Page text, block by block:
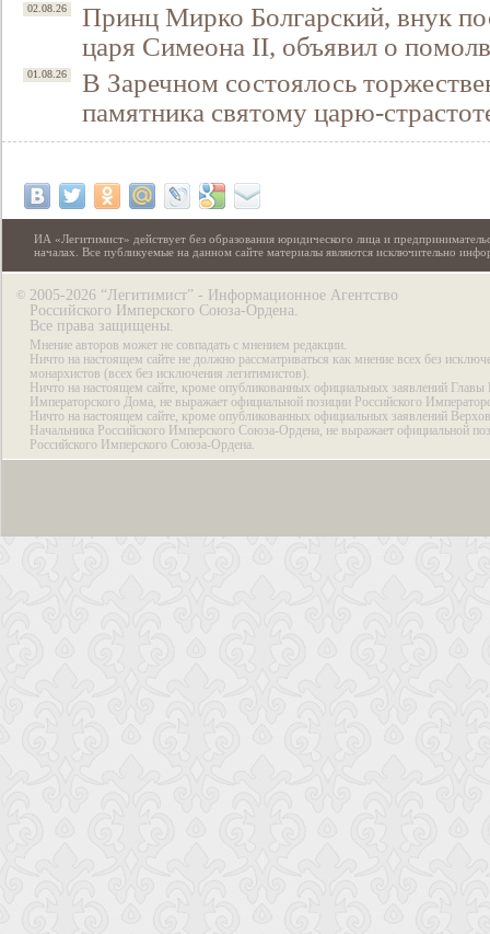
02.08.26
Принц Мирко Болгарский, внук
царя Симеона II, объявил о
01.08.26
В Заречном состоялось
памятника святому царю-
ИА «Легитимист» действует без образования юридического лица и
началах. Все публикуемые на данном сайте материалы являются исключительно
© 2005-2026 “Легитимист” - Информационное Агентство
Российского Имперского Союза-Ордена.
Все права защищены.
Мнение авторов может не совпадать с мнением редакции.
Ничто на настоящем сайте не должно рассматриваться как мнение всех без
монархистов (всех без исключения легитимистов).
Ничто на настоящем сайте, кроме опубликованных официальных заявлений Главы
Императорского Дома, не выражает официальной позиции Российского
Ничто на настоящем сайте, кроме опубликованных официальных заявлений
Начальника Российского Имперского Союза-Ордена, не выражает официальной
Российского Имперского Союза-Ордена.